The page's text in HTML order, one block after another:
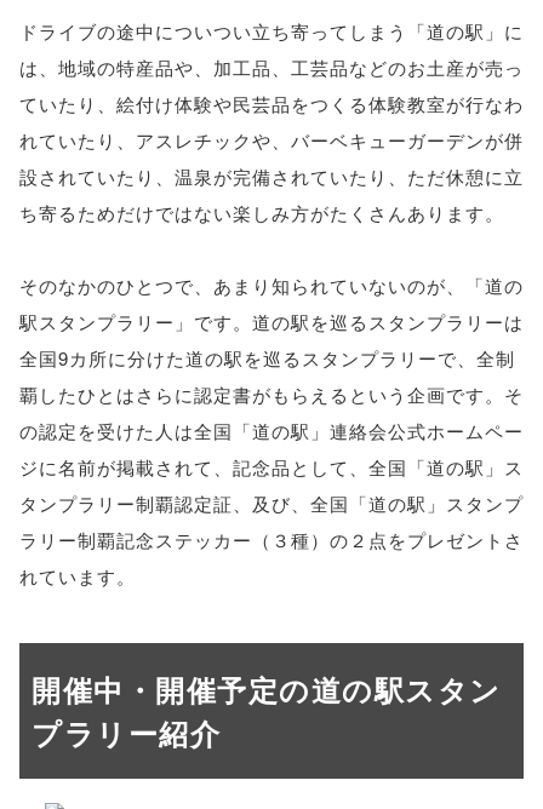
ドライブの途中についつい立ち寄ってしまう「道の駅」に
は、地域の特産品や、加工品、工芸品などのお土産が売っ
ていたり、絵付け体験や民芸品をつくる体験教室が行なわ
れていたり、アスレチックや、バーベキューガーデンが併
設されていたり、温泉が完備されていたり、ただ休憩に立
ち寄るためだけではない楽しみ方がたくさんあります。
そのなかのひとつで、あまり知られていないのが、「道の
駅スタンプラリー」です。道の駅を巡るスタンプラリーは
全国9カ所に分けた道の駅を巡るスタンプラリーで、全制
覇したひとはさらに認定書がもらえるという企画です。そ
の認定を受けた人は全国「道の駅」連絡会公式ホームペー
ジに名前が掲載されて、記念品として、全国「道の駅」ス
タンプラリー制覇認定証、及び、全国「道の駅」スタンプ
ラリー制覇記念ステッカー（３種）の２点をプレゼントさ
れています。
開催中・開催予定の道の駅スタン
プラリー紹介